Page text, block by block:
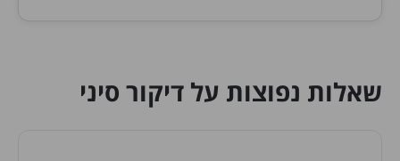
שאלות נפוצות על דיקור סיני